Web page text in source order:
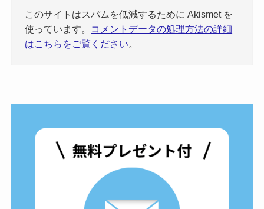
このサイトはスパムを低減するために Akismet を
使っています。
コメントデータの処理方法の詳細
はこちらをご覧ください。